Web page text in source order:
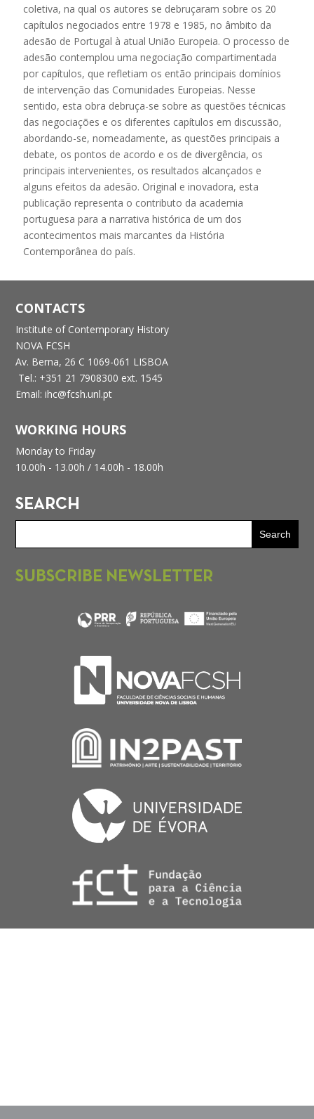
coletiva, na qual os autores se debruçaram sobre os 20
capítulos negociados entre 1978 e 1985, no âmbito da
adesão de Portugal à atual União Europeia. O processo de
adesão contemplou uma negociação compartimentada
por capítulos, que refletiam os então principais domínios
de intervenção das Comunidades Europeias. Nesse
sentido, esta obra debruça-se sobre as questões técnicas
das negociações e os diferentes capítulos em discussão,
abordando-se, nomeadamente, as questões principais a
debate, os pontos de acordo e os de divergência, os
principais intervenientes, os resultados alcançados e
alguns efeitos da adesão. Original e inovadora, esta
publicação representa o contributo da academia
portuguesa para a narrativa histórica de um dos
acontecimentos mais marcantes da História
Contemporânea do país.
CONTACTS
Institute of Contemporary History
NOVA FCSH
Av. Berna, 26 C 1069-061 LISBOA
Tel.: +351 21 7908300 ext. 1545
Email: ihc@fcsh.unl.pt
WORKING HOURS
Monday to Friday
10.00h - 13.00h / 14.00h - 18.00h
SEARCH
SUBSCRIBE NEWSLETTER